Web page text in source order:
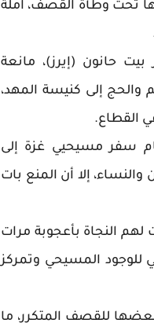
تحت وطأة القصف، آملة
حانون (إيرز)، مانعة
إلى كنيسة المهد،
القطاع.
سفر مسيحيي غزة إلى
إلا أن المنع بات
لهم النجاة بأعجوبة مرات
للوجود المسيحي وتمركز
للقصف المتكرر، ما